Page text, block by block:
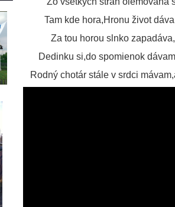
Tam kde hora,Hronu život
Za tou horou slnko
Dedinku si,do spomienok
Rodný chotár stále v srdci